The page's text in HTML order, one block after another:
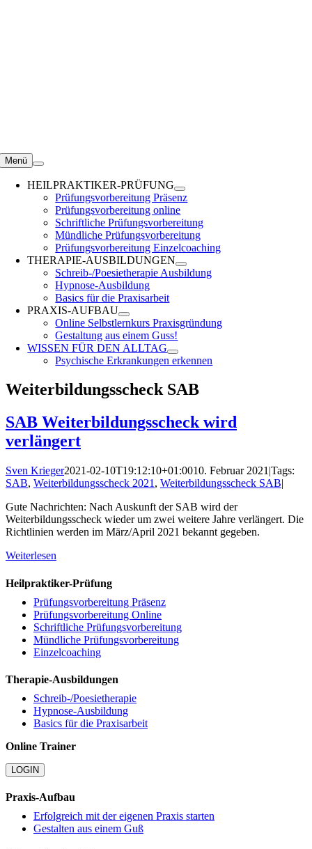
Menü
HEILPRAKTIKER-PRÜFUNG
Prüfungsvorbereitung Präsenz
Prüfungsvorbereitung online
Schriftliche Prüfungsvorbereitung
Mündliche Prüfungsvorbereitung
Prüfungsvorbereitung Einzelcoaching
THERAPIE-AUSBILDUNGEN
Schreib-/Poesietherapie Ausbildung
Hypnose-Ausbildung
Basics für die Praxisarbeit
PRAXIS-AUFBAU
Online Selbstlernkurs Praxisgründung
Gestaltung aus einem Guss!
WISSEN FÜR DEN ALLTAG
Psychische Erkrankungen erkennen
Weiterbildungsscheck SAB
SAB Weiterbildungsscheck wird
verlängert
Sven Krieger2021-02-10T19:12:10+01:0010. Februar 2021 |Tags:
SAB, Weiterbildungsscheck 2021 , Weiterbildungsscheck SAB|
Gute Nachrichten: Nach Auskunft der SAB wird der
Weiterbildungsscheck wieder um zwei weitere Jahre verlängert. Die
Richtlinien werden im März/April 2021 bekannt gegeben.
Weiterlesen
Heilpraktiker-Prüfung
Prüfungsvorbereitung Präsenz
Prüfungsvorbereitung Online
Schriftliche Prüfungsvorbereitung
Mündliche Prüfungsvorbereitung
Einzelcoaching
Therapie-Ausbildungen
Schreib-/Poesietherapie
Hypnose-Ausbildung
Basics für die Praxisarbeit
Online Trainer
LOGIN
Praxis-Aufbau
Erfolgreich mit der eigenen Praxis starten
Gestalten aus einem Guß